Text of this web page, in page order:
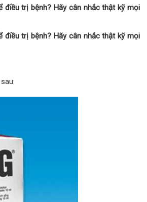
trị bệnh? Hãy cân nhắc thật kỹ mọi
trị bệnh? Hãy cân nhắc thật kỹ mọi